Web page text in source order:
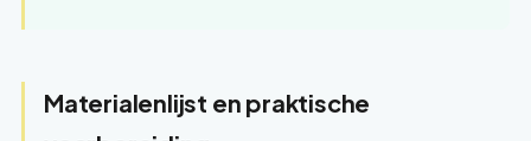
Materialenlijst en praktische